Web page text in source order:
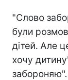
"Слово
були
дітей. Але
хочу
забороняю".